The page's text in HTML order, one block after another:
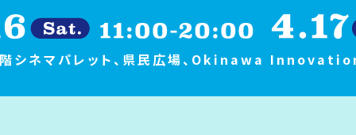
ネマパレット、県民広場、 Okinawa Innovation